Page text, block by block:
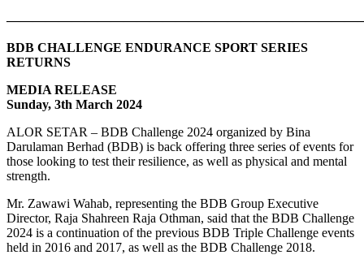
BDB CHALLENGE ENDURANCE SPORT SERIES
RETURNS
MEDIA RELEASE
Sunday, 3th March 2024
ALOR SETAR – BDB Challenge 2024 organized by Bina
Darulaman Berhad (BDB) is back offering three series of events for
those looking to test their resilience, as well as physical and mental
strength.
Mr. Zawawi Wahab, representing the BDB Group Executive
Director, Raja Shahreen Raja Othman, said that the BDB Challenge
2024 is a continuation of the previous BDB Triple Challenge events
held in 2016 and 2017, as well as the BDB Challenge 2018.